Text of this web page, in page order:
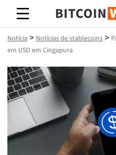
Sabedoria
Notícia > Notícias de stablecoins >
em USD em Cingapura